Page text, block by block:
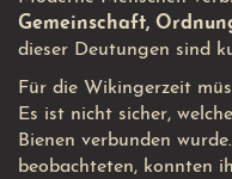
Gemeinschaft,
dieser Deutungen sind
Für die Wikingerzeit
Es ist nicht sicher,
Bienen verbunden
beobachteten, konnten